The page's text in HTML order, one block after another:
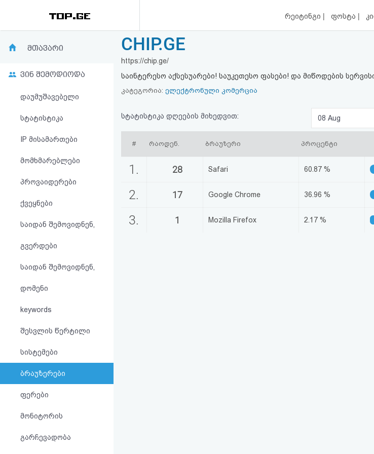
რეიტინგი | ფოსტა |
რეიტინგი
კითხვა-
პასუხი
ავტორიზაცია
რეგისტრაცია
სალიცენზიო
შეთანხმება
პასუხისმგებლობის
უარყოფა
მთავარი
ვინ შემოდიოდა
დაუმუშავებელი
სტატისტიკა
IP მისამართები
მომხმარებლები
პროვაიდერები
ქვეყნები
საიდან შემოვიდნენ,
გვერდები
საიდან შემოვიდნენ,
დომენი
keywords
შესვლის წერტილი
სისტემები
ბრაუზერები
ფერები
მონიტორის
გარჩევადობა
CHIP.GE
https://chip.ge/
საინტერესო აქსესუარები! საუკეთესო ფასები! და მიწოდების
კატეგორია: ელექტრონული კომერცია
სტატისტიკა დღეების მიხედვით: 08 Aug
# რაოდენ. ბრაუზერი პროცენტი
1. 28 Safari 60.87 %
2. 17 Google Chrome 36.96 %
3. 1 Mozilla Firefox 2.17 %